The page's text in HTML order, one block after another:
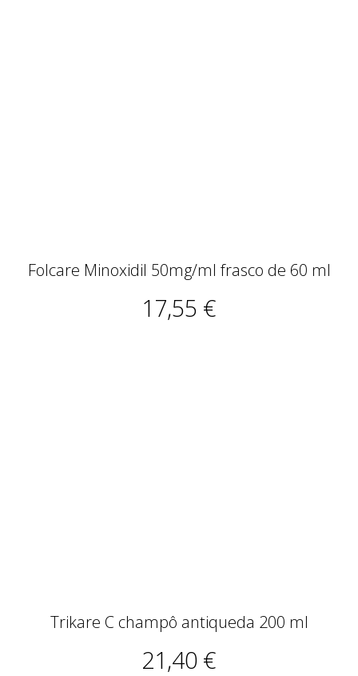
Folcare Minoxidil 50mg/ml frasco de 60 ml
17,55 €
Trikare C champô antiqueda 200 ml
21,40 €